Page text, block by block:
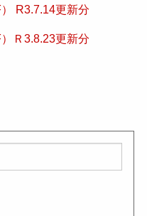
R3.7.14更新分
Ｒ3.8.23更新分